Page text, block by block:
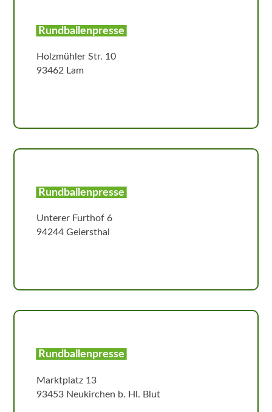
Rundballenpresse
Holzmühler Str. 10
93462 Lam
Rundballenpresse
Unterer Furthof 6
94244 Geiersthal
Rundballenpresse
Marktplatz 13
93453 Neukirchen b. Hl. Blut